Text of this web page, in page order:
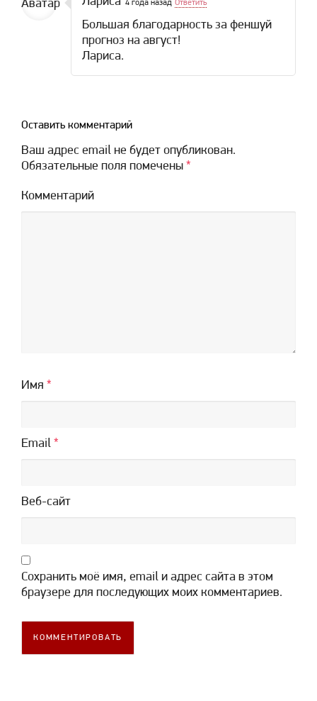
4 года назад Ответить
Большая благодарность за феншуй
прогноз на август!
Лариса.
Оставить комментарий
Ваш адрес email не будет опубликован.
Обязательные поля помечены *
Комментарий
Имя *
Email *
Веб-сайт
Сохранить моё имя, email и адрес сайта в этом
браузере для последующих моих комментариев.